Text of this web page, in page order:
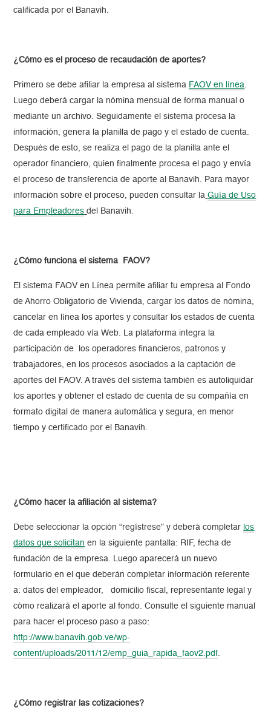
calificada por el Banavih.
¿Cómo es el proceso de recaudación de aportes?
Primero se debe afiliar la empresa al sistema FAOV en línea.
Luego deberá cargar la nómina mensual de forma manual o
mediante un archivo. Seguidamente el sistema procesa la
información, genera la planilla de pago y el estado de cuenta.
Después de esto, se realiza el pago de la planilla ante el
operador financiero, quien finalmente procesa el pago y envía
el proceso de transferencia de aporte al Banavih. Para mayor
información sobre el proceso, pueden consultar la Guía de Uso
para Empleadores del Banavih.
¿Cómo funciona el sistema FAOV?
El sistema FAOV en Línea permite afiliar tu empresa al Fondo
de Ahorro Obligatorio de Vivienda, cargar los datos de nómina,
cancelar en línea los aportes y consultar los estados de cuenta
de cada empleado vía Web. La plataforma integra la
participación de los operadores financieros, patronos y
trabajadores, en los procesos asociados a la captación de
aportes del FAOV. A través del sistema también es autoliquidar
los aportes y obtener el estado de cuenta de su compañía en
formato digital de manera automática y segura, en menor
tiempo y certificado por el Banavih.
¿Cómo hacer la afiliación al sistema?
Debe seleccionar la opción “regístrese” y deberá completar los
datos que solicitan en la siguiente pantalla: RIF, fecha de
fundación de la empresa. Luego aparecerá un nuevo
formulario en el que deberán completar información referente
a: datos del empleador, domicilio fiscal, representante legal y
cómo realizará el aporte al fondo. Consulte el siguiente manual
para hacer el proceso paso a paso:
http://www.banavih.gob.ve/wp-
content/uploads/2011/12/emp_guia_rapida_faov2.pdf.
¿Cómo registrar las cotizaciones?